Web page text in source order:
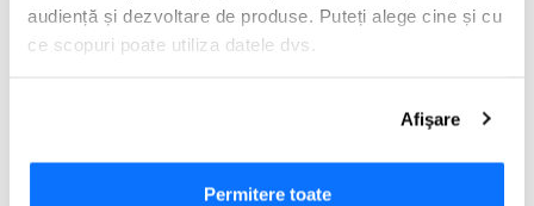
audiență și dezvoltare de produse. Puteți alege cine și cu
ce scopuri poate utiliza datele dvs.
Să colectăm informațiile cu privire la locația dvs.
geografică cu o exactitate de până la câțiva metri
Să vă identificăm dispozitivul scanândul-l în mod
Afişare
Permitere toate